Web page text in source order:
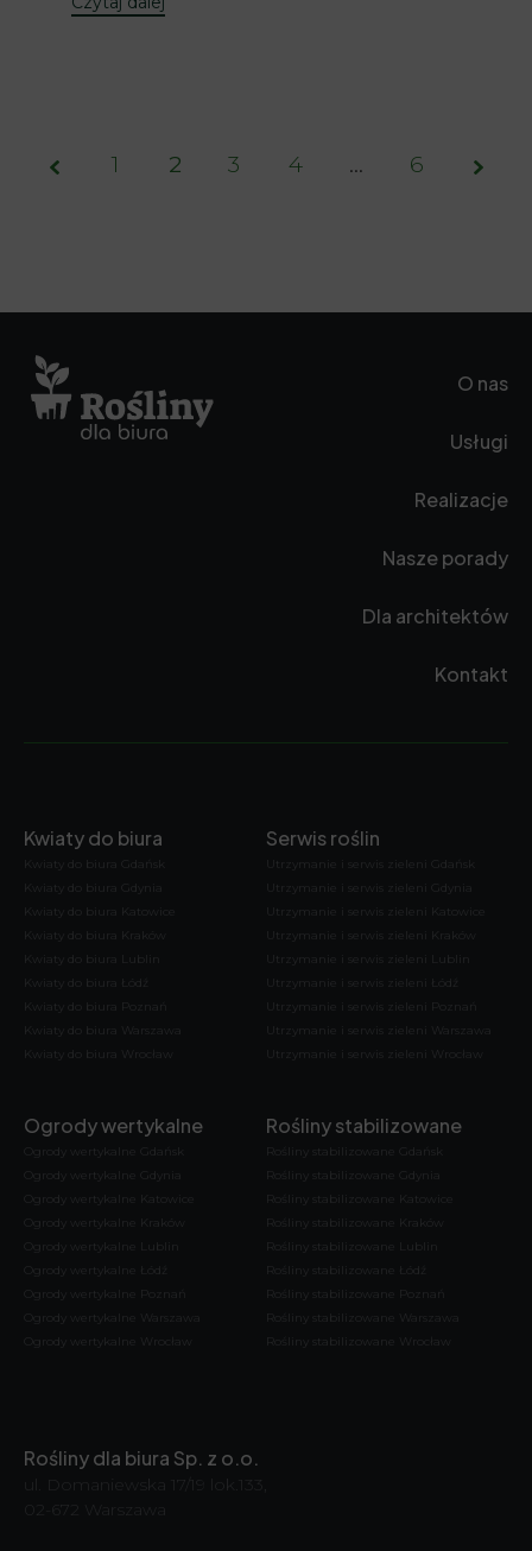
Page
1 2 3 4 … 6
O nas
Usługi
Realizacje
Nasze porady
Dla architektów
Kontakt
Kwiaty do biura
Kwiaty do biura Gdańsk
Kwiaty do biura Gdynia
Kwiaty do biura Katowice
Kwiaty do biura Kraków
Kwiaty do biura Lublin
Kwiaty do biura Łódź
Kwiaty do biura Poznań
Kwiaty do biura Warszawa
Kwiaty do biura Wrocław
Serwis roślin
Utrzymanie i serwis zieleni Gdańsk
Utrzymanie i serwis zieleni Gdynia
Utrzymanie i serwis zieleni Katowice
Utrzymanie i serwis zieleni Kraków
Utrzymanie i serwis zieleni Lublin
Utrzymanie i serwis zieleni Łódź
Utrzymanie i serwis zieleni Poznań
Utrzymanie i serwis zieleni Warszawa
Utrzymanie i serwis zieleni Wrocław
Ogrody wertykalne
Ogrody wertykalne Gdańsk
Ogrody wertykalne Gdynia
Ogrody wertykalne Katowice
Ogrody wertykalne Kraków
Ogrody wertykalne Lublin
Ogrody wertykalne Łódź
Ogrody wertykalne Poznań
Ogrody wertykalne Warszawa
Ogrody wertykalne Wrocław
Rośliny stabilizowane
Rośliny stabilizowane Gdańsk
Rośliny stabilizowane Gdynia
Rośliny stabilizowane Katowice
Rośliny stabilizowane Kraków
Rośliny stabilizowane Lublin
Rośliny stabilizowane Łódź
Rośliny stabilizowane Poznań
Rośliny stabilizowane Warszawa
Rośliny stabilizowane Wrocław
Rośliny dla biura Sp. z o.o.
ul. Domaniewska 17/19 lok.133,
02-672 Warszawa